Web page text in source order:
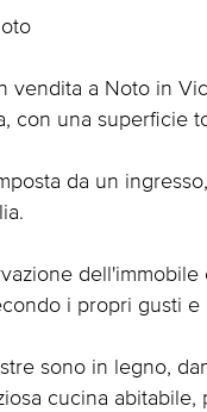
vendita a Noto in
con una superficie
da un
i propri gusti e
sono in legno,
cucina